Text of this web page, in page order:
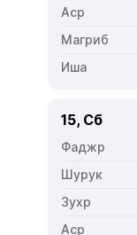
15, Сб